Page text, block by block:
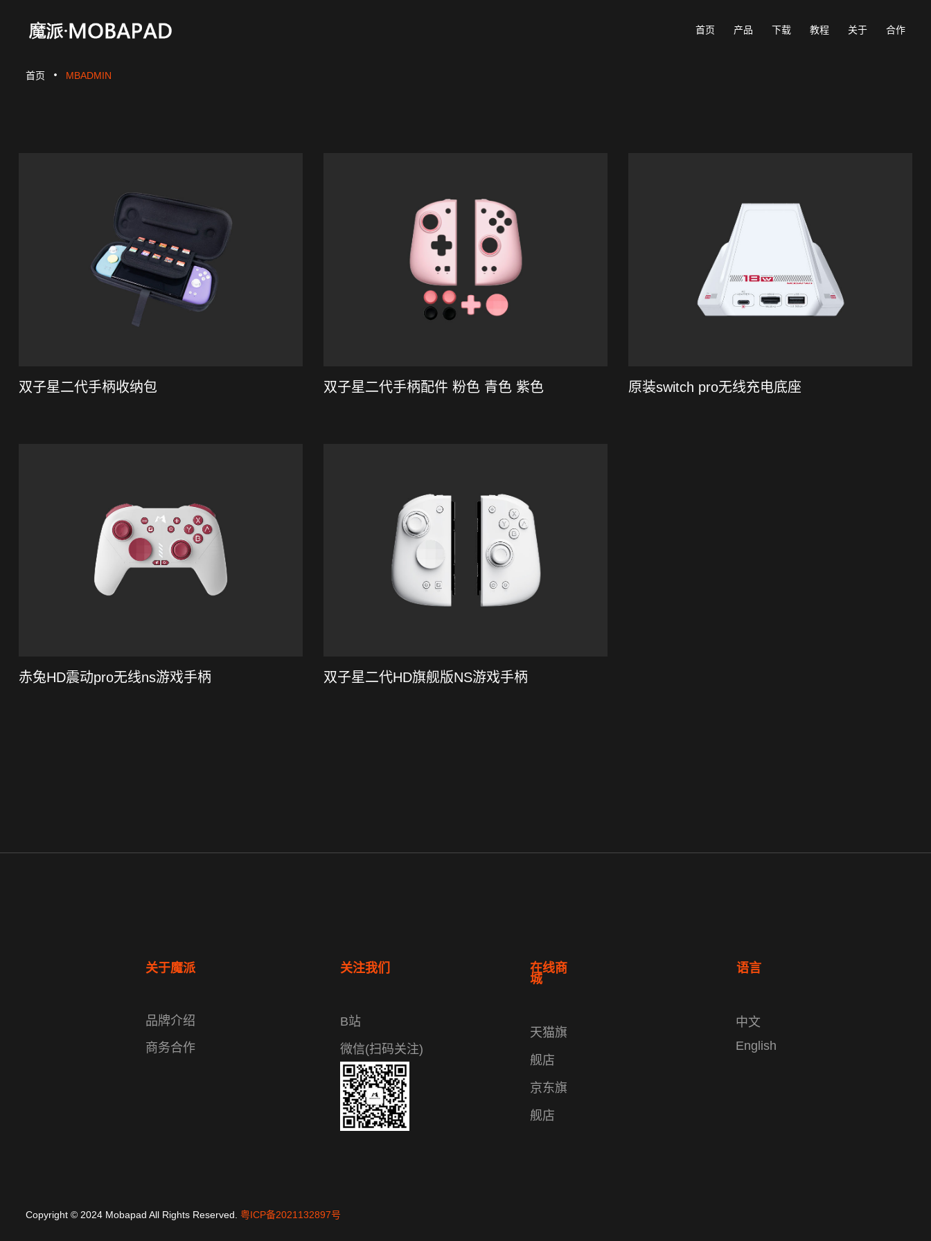
首页 产品 下载 教程 关于 合作
首页 MBADMIN
双子星二代手柄收纳包 双子星二代手柄配件 粉色 青色 紫色 原装switch pro无线充电底座
赤兔HD震动pro无线ns游戏手柄 双子星二代HD旗舰版NS游戏手柄
关于魔派
品牌介绍
商务合作
关注我们
B站
微信(扫码关注)
在线商
城
天猫旗
舰店
京东旗
舰店
语言
中文
English
Copyright © 2024 Mobapad All Rights Reserved. 粤ICP备2021132897号